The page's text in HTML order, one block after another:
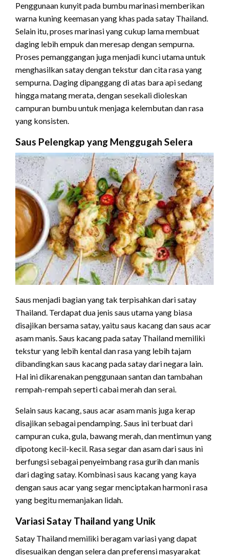
Penggunaan kunyit pada bumbu marinasi memberikan
warna kuning keemasan yang khas pada satay Thailand.
Selain itu, proses marinasi yang cukup lama membuat
daging lebih empuk dan meresap dengan sempurna.
Proses pemanggangan juga menjadi kunci utama untuk
menghasilkan satay dengan tekstur dan cita rasa yang
sempurna. Daging dipanggang di atas bara api sedang
hingga matang merata, dengan sesekali dioleskan
campuran bumbu untuk menjaga kelembutan dan rasa
yang konsisten.
Saus Pelengkap yang Menggugah Selera
Saus menjadi bagian yang tak terpisahkan dari satay
Thailand. Terdapat dua jenis saus utama yang biasa
disajikan bersama satay, yaitu saus kacang dan saus acar
asam manis. Saus kacang pada satay Thailand memiliki
tekstur yang lebih kental dan rasa yang lebih tajam
dibandingkan saus kacang pada satay dari negara lain.
Hal ini dikarenakan penggunaan santan dan tambahan
rempah-rempah seperti cabai merah dan serai.
Selain saus kacang, saus acar asam manis juga kerap
disajikan sebagai pendamping. Saus ini terbuat dari
campuran cuka, gula, bawang merah, dan mentimun yang
dipotong kecil-kecil. Rasa segar dan asam dari saus ini
berfungsi sebagai penyeimbang rasa gurih dan manis
dari daging satay. Kombinasi saus kacang yang kaya
dengan saus acar yang segar menciptakan harmoni rasa
yang begitu memanjakan lidah.
Variasi Satay Thailand yang Unik
Satay Thailand memiliki beragam variasi yang dapat
disesuaikan dengan selera dan preferensi masyarakat